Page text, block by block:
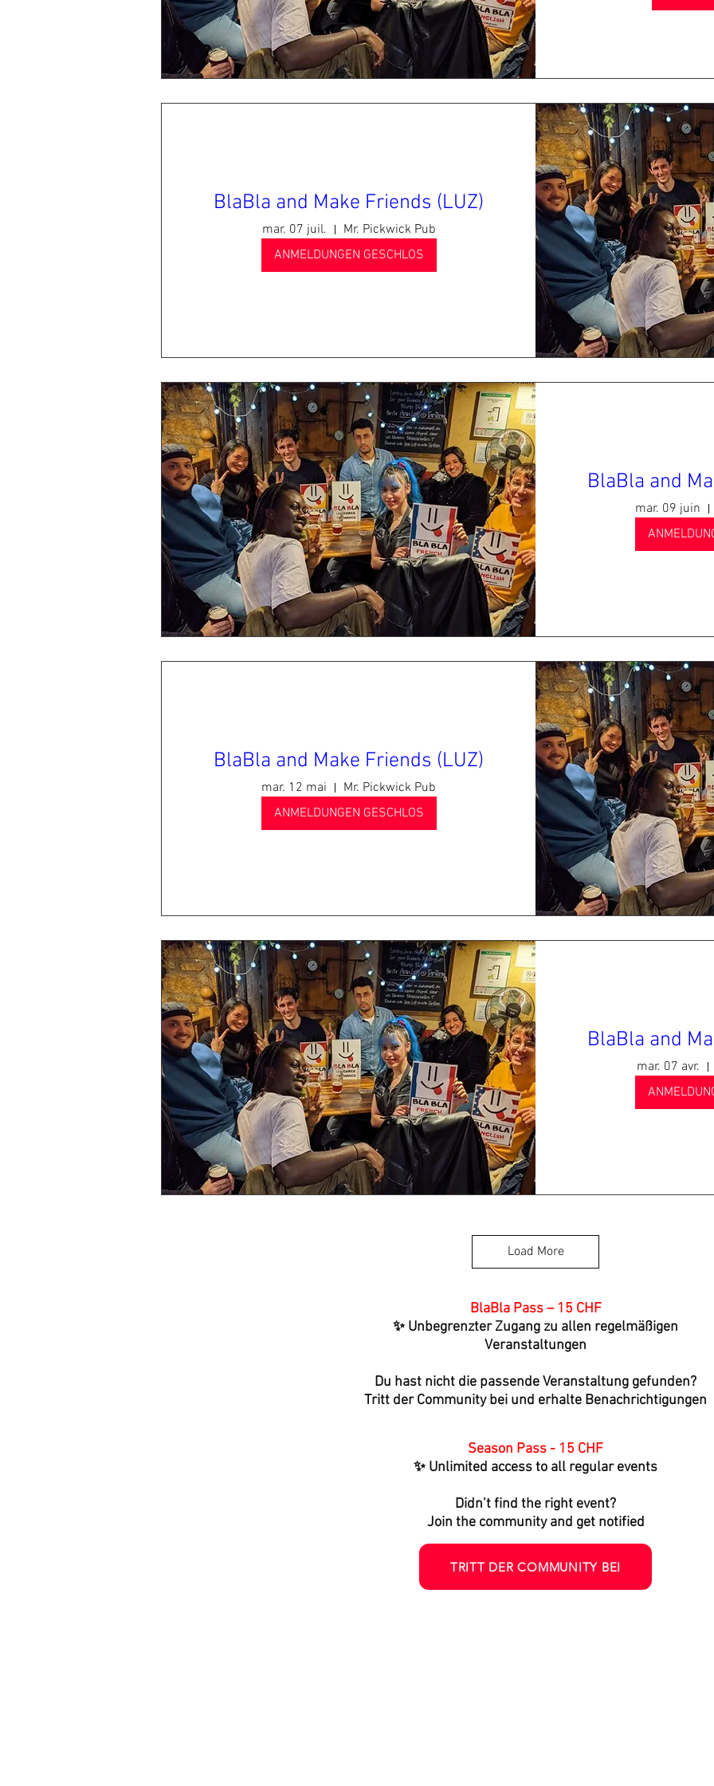
BlaBla and Make Friends (LUZ)
mar. 07 juil.
Mr. Pickwick Pub
ANMELDUNGEN GESCHLOS
BlaBla and
mar. 09 juin
BlaBla and Make Friends (LUZ)
mar. 12 mai
Mr. Pickwick Pub
ANMELDUNGEN GESCHLOS
BlaBla and
mar. 07 avr.
Load More
BlaBla Pass – 15 CHF
✨ Unbegrenzter Zugang zu allen regelmäßigen
Veranstaltungen
Du hast nicht die passende Veranstaltung gefunden?
Tritt der Community bei und erhalte Benachrichtigungen
Season Pass - 15 CHF
✨ Unlimited access to all regular events
Didn’t find the right event?
Join the community and get notified
TRITT DER COMMUNITY BEI